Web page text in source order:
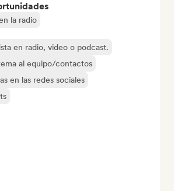
la radio
en radio, video o podcast.
al equipo/contactos
en las redes sociales